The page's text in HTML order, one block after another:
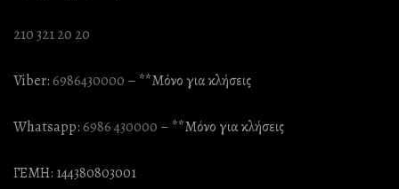
210 321 20 20
Viber:6986430000 – **Mόνο για κλήσεις
Whatsapp:6986 430000 – **Mόνο για κλήσεις
ΓΕΜΗ: 144380803001